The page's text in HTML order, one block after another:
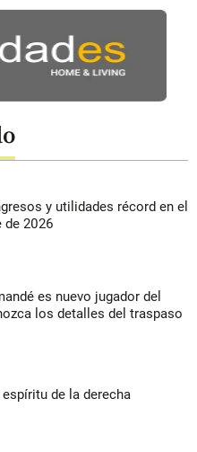
y utilidades récord en el
de 2026
es nuevo jugador del
los detalles del traspaso
de la derecha